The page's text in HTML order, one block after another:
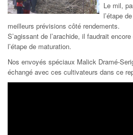
Le mil,
l’étape
meilleurs prévisions côté rendements.
S’agissant de l’arachide, il faudrait
l’étape de maturation.
Nos envoyés spéciaux Malick Dramé-
échangé avec ces cultivateurs dans ce